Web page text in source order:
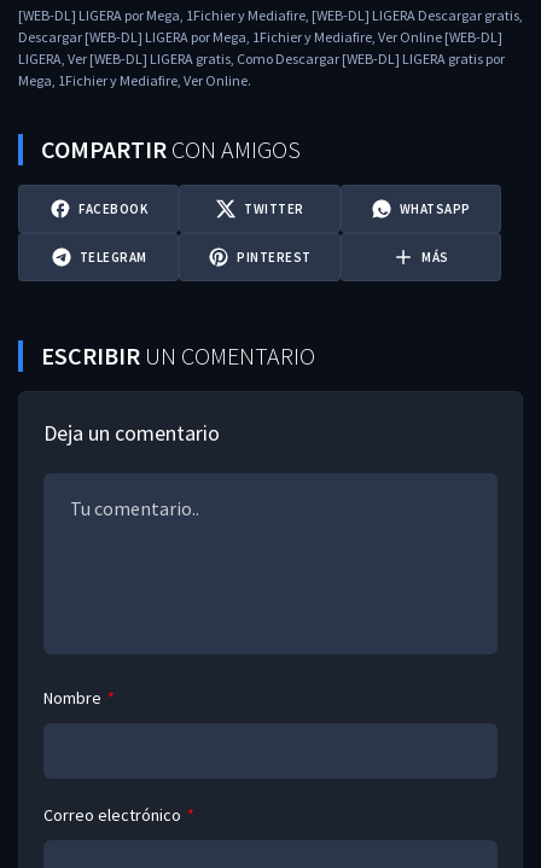
[WEB-DL] LIGERA por Mega, 1Fichier y Mediafire, [WEB-DL] LIGERA Descargar gratis,
Descargar [WEB-DL] LIGERA por Mega, 1Fichier y Mediafire, Ver Online [WEB-DL]
LIGERA, Ver [WEB-DL] LIGERA gratis, Como Descargar [WEB-DL] LIGERA gratis por
Mega, 1Fichier y Mediafire, Ver Online.
COMPARTIR CON AMIGOS
FACEBOOK TWITTER WHATSAPP
TELEGRAM PINTEREST MÁS
ESCRIBIR UN COMENTARIO
Deja un comentario
Nombre *
Correo electrónico *